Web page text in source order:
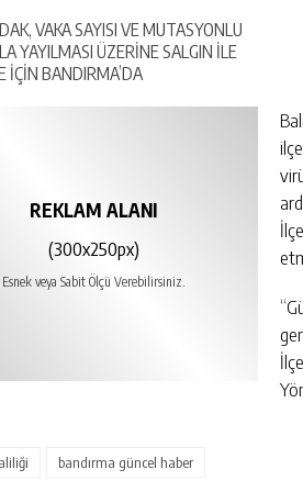
REKLAM ALANI
(300x250px)
Esnek veya Sabit Ölçü Verebilirsiniz.
bandırma güncel haber